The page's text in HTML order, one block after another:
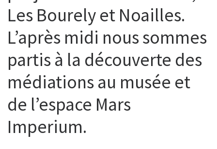
Les Bourely et Noailles.
L’après midi nous sommes
partis à la découverte des
médiations au musée et
de l’espace Mars
Imperium.